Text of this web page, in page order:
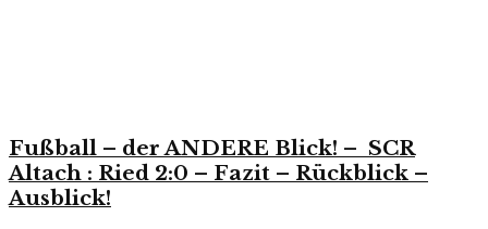
Fußball – der ANDERE Blick! – SCR
Altach : Ried 2:0 – Fazit – Rückblick –
Ausblick!